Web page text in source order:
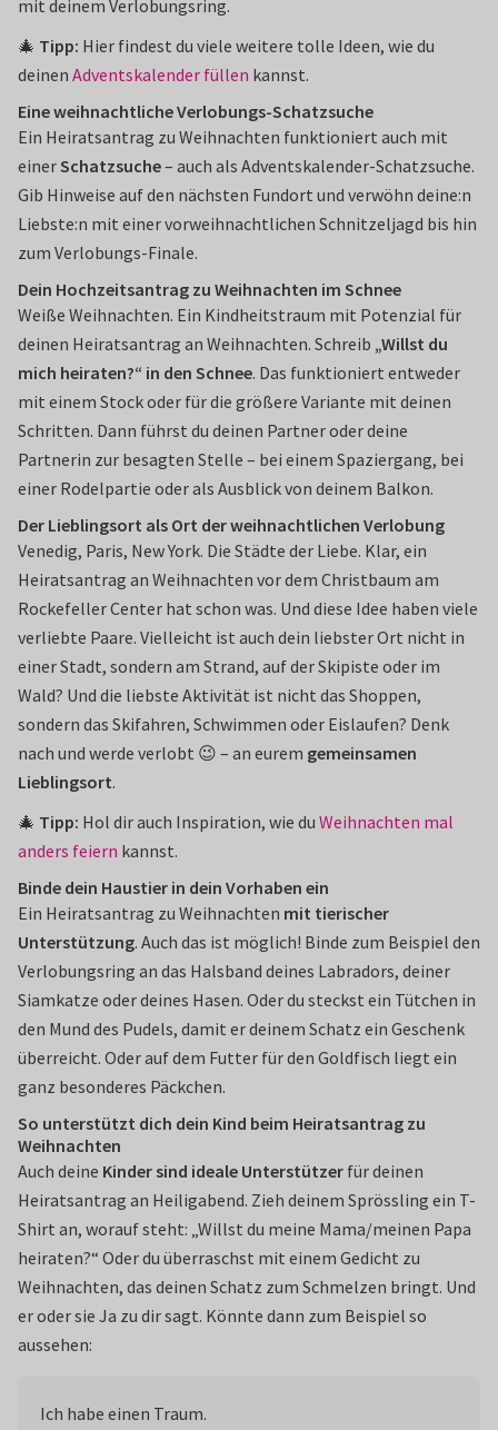
mit deinem Verlobungsring.
🎄 Tipp: Hier findest du viele weitere tolle Ideen, wie du
deinen Adventskalender füllen kannst.
Eine weihnachtliche Verlobungs-Schatzsuche
Ein Heiratsantrag zu Weihnachten funktioniert auch mit
einerSchatzsuche– auch als Adventskalender-Schatzsuche.
Gib Hinweise auf den nächsten Fundort und verwöhn deine:n
Liebste:n mit einer vorweihnachtlichen Schnitzeljagd bis hin
zum Verlobungs-Finale.
Dein Hochzeitsantrag zu Weihnachten im Schnee
Weiße Weihnachten. Ein Kindheitstraum mit Potenzial für
deinen Heiratsantrag an Weihnachten. Schreib „Willst du
mich heiraten?“ in den Schnee. Das funktioniert entweder
mit einem Stock oder für die größere Variante mit deinen
Schritten. Dann führst du deinen Partner oder deine
Partnerin zur besagten Stelle – bei einem Spaziergang, bei
einer Rodelpartie oder als Ausblick von deinem Balkon.
Der Lieblingsort als Ort der weihnachtlichen Verlobung
Venedig, Paris, New York. Die Städte der Liebe. Klar, ein
Heiratsantrag an Weihnachten vor dem Christbaum am
Rockefeller Center hat schon was. Und diese Idee haben viele
verliebte Paare. Vielleicht ist auch dein liebster Ort nicht in
einer Stadt, sondern am Strand, auf der Skipiste oder im
Wald? Und die liebste Aktivität ist nicht das Shoppen,
sondern das Skifahren, Schwimmen oder Eislaufen? Denk
nach und werde verlobt 😉 – an eurem gemeinsamen
Lieblingsort.
🎄 Tipp: Hol dir auch Inspiration, wie du Weihnachten mal
anders feiern kannst.
Binde dein Haustier in dein Vorhaben ein
Ein Heiratsantrag zu Weihnachten mit tierischer
Unterstützung. Auch das ist möglich! Binde zum Beispiel den
Verlobungsring an das Halsband deines Labradors, deiner
Siamkatze oder deines Hasen. Oder du steckst ein Tütchen in
den Mund des Pudels, damit er deinem Schatz ein Geschenk
überreicht. Oder auf dem Futter für den Goldfisch liegt ein
ganz besonderes Päckchen.
So unterstützt dich dein Kind beim Heiratsantrag zu
Weihnachten
Auch deine Kinder sind ideale Unterstützer für deinen
Heiratsantrag an Heiligabend. Zieh deinem Sprössling ein T-
Shirt an, worauf steht: „Willst du meine Mama/meinen Papa
heiraten?“ Oder du überraschst mit einem Gedicht zu
Weihnachten, das deinen Schatz zum Schmelzen bringt. Und
er oder sie Ja zu dir sagt. Könnte dann zum Beispiel so
aussehen:
Ich habe einen Traum.